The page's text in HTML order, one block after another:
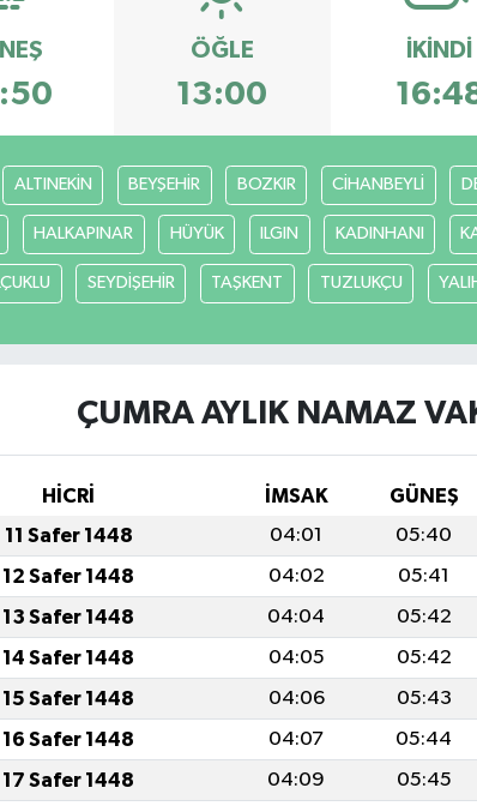
ÖĞLE
13:00
İKINDI
ALTINEKİN BEYŞEHİR BOZKIR CİHANBEYLİ
HALKAPINAR HÜYÜK ILGIN KADINHANI
SEYDİŞEHİR TAŞKENT TUZLUKÇU
ÇUMRA AYLIK NAMAZ
HİCRİ İMSAK GÜNEŞ
11 Safer 1448 04:01 05:40
12 Safer 1448 04:02 05:41
13 Safer 1448 04:04 05:42
14 Safer 1448 04:05 05:42
15 Safer 1448 04:06 05:43
16 Safer 1448 04:07 05:44
17 Safer 1448 04:09 05:45